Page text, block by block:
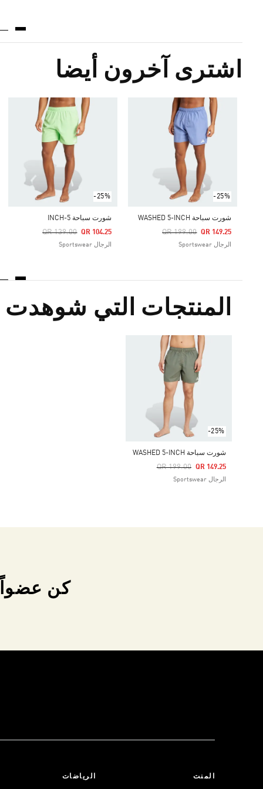
اشترى آخرون أيضا
-25%
شورت سباحة WASHED 5-INCH
Price Reduced From
QR 199.00
To QR 149.25
الرجال Sportswear
-25%
شورت سباحة 5-INCH
Price Reduced From
QR 139.00
To QR 104.25
الرجال Sportswear
المنتجات التي شوهدت
-25%
شورت سباحة WASHED 5-INCH
Price Reduced From
QR 199.00
To QR 149.25
الرجال Sportswear
كن عضواً
المنت الرياضات